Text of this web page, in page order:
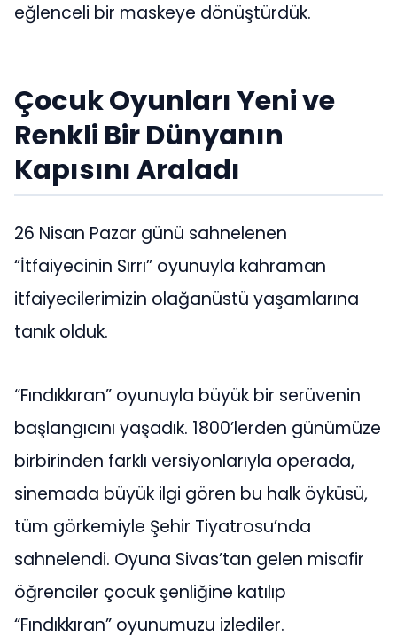
eğlenceli bir maskeye dönüştürdük.
Çocuk Oyunları Yeni ve
Renkli Bir Dünyanın
Kapısını Araladı
26 Nisan Pazar günü sahnelenen
“İtfaiyecinin Sırrı” oyunuyla kahraman
itfaiyecilerimizin olağanüstü yaşamlarına
tanık olduk.
“Fındıkkıran” oyunuyla büyük bir serüvenin
başlangıcını yaşadık. 1800’lerden günümüze
birbirinden farklı versiyonlarıyla operada,
sinemada büyük ilgi gören bu halk öyküsü,
tüm görkemiyle Şehir Tiyatrosu’nda
sahnelendi. Oyuna Sivas’tan gelen misafir
öğrenciler çocuk şenliğine katılıp
“Fındıkkıran” oyunumuzu izlediler.